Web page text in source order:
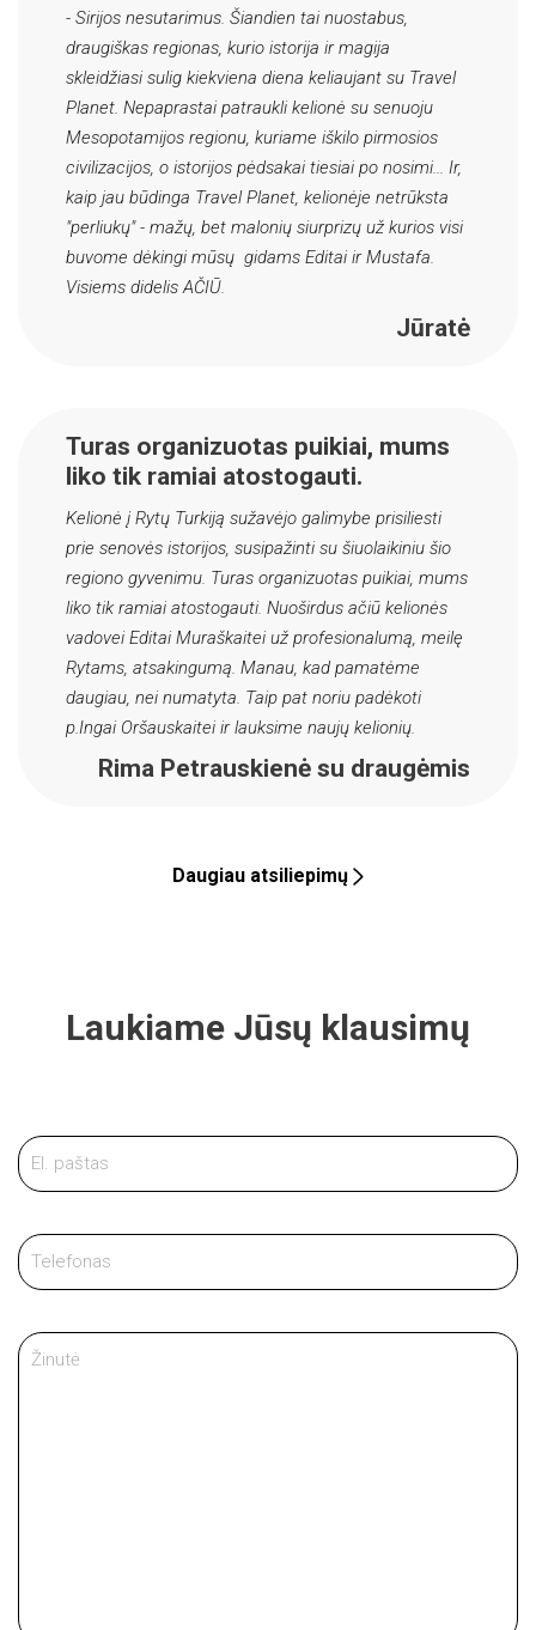
- Sirijos nesutarimus. Šiandien tai nuostabus,
draugiškas regionas, kurio istorija ir magija
skleidžiasi sulig kiekviena diena keliaujant su Travel
Planet. Nepaprastai patraukli kelionė su senuoju
Mesopotamijos regionu, kuriame iškilo pirmosios
civilizacijos, o istorijos pėdsakai tiesiai po nosimi... Ir,
kaip jau būdinga Travel Planet, kelionėje netrūksta
"perliukų" - mažų, bet malonių siurprizų už kurios visi
buvome dėkingi mūsų gidams Editai ir Mustafa.
Visiems didelis AČIŪ.
Jūratė
Turas organizuotas puikiai, mums
liko tik ramiai atostogauti.
Kelionė į Rytų Turkiją sužavėjo galimybe prisiliesti
prie senovės istorijos, susipažinti su šiuolaikiniu šio
regiono gyvenimu. Turas organizuotas puikiai, mums
liko tik ramiai atostogauti. Nuoširdus ačiū kelionės
vadovei Editai Muraškaitei už profesionalumą, meilę
Rytams, atsakingumą. Manau, kad pamatėme
daugiau, nei numatyta. Taip pat noriu padėkoti
p.Ingai Oršauskaitei ir lauksime naujų kelionių.
Rima Petrauskienė su draugėmis
Daugiau atsiliepimų
Laukiame Jūsų klausimų